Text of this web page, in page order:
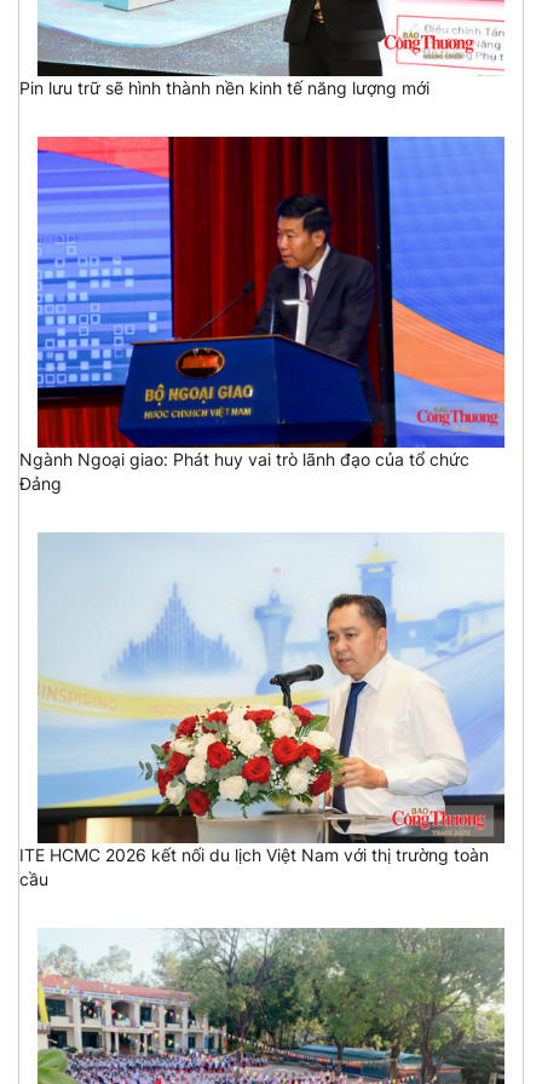
Pin lưu trữ sẽ hình thành nền kinh tế năng lượng mới
Ngành Ngoại giao: Phát huy vai trò lãnh đạo của tổ chức
Đảng
ITE HCMC 2026 kết nối du lịch Việt Nam với thị trường toàn
cầu